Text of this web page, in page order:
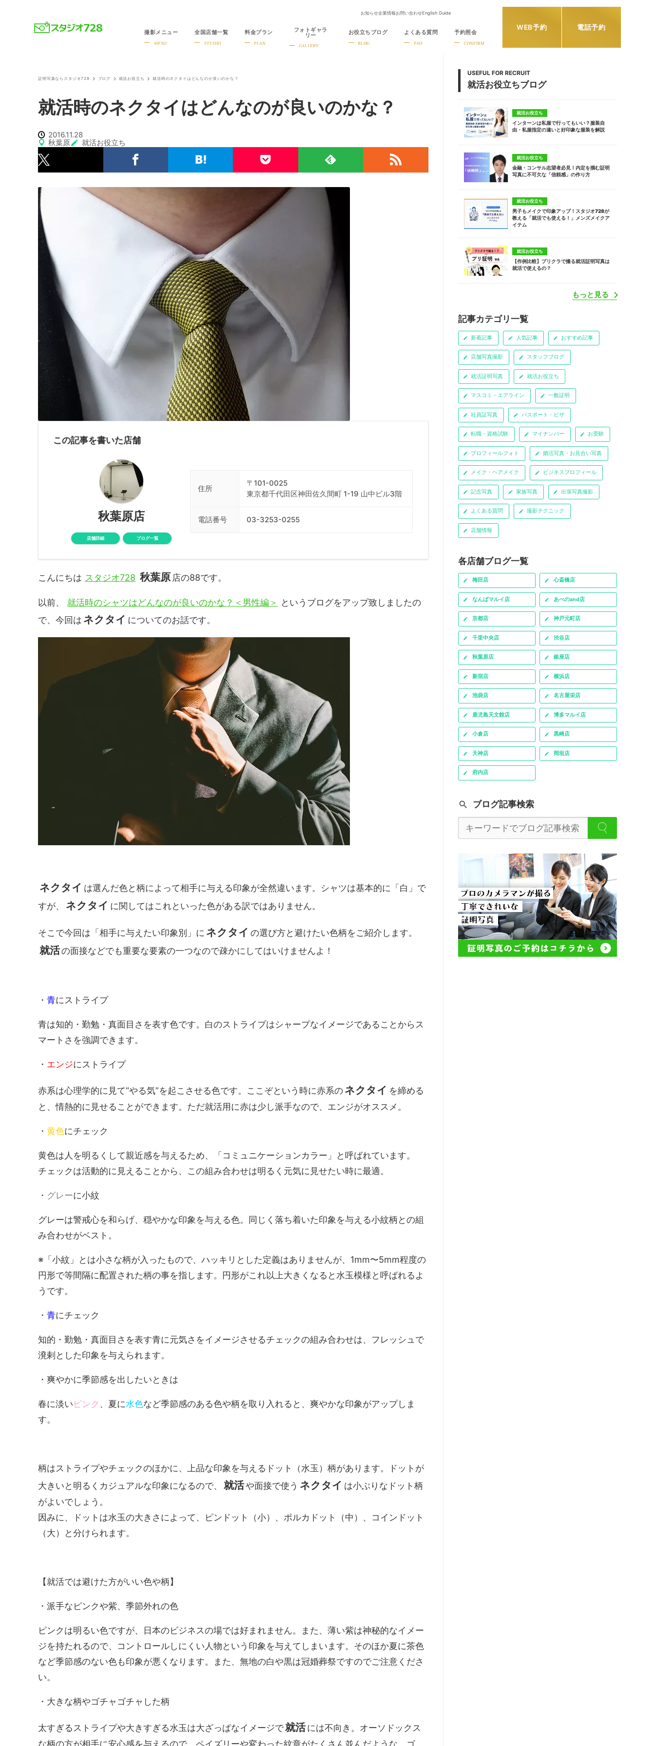
就活・婚活・各種証明写真なら全国のスタジオ728
お知らせ企業情報お問い合わせEnglish Guide
撮影メニュー
MENU
全国店舗一覧
STUDIO
料金プラン
PLAN
フォトギャラ
リー
GALLERY
お役立ちブログ
BLOG
よくある質問
FAQ
予約照会
CONFIRM
WEB予約 電話予約
証明写真ならスタジオ728 ブログ 就活お役立ち 就活時のネクタイはどんなのが良いのかな？
就活時のネクタイはどんなのが良いのかな？
2016.11.28
秋葉原
就活お役立ち
この記事を書いた店舗
秋葉原店
店舗詳細 ブログ一覧
住所
〒101-0025
東京都千代田区神田佐久間町 1-19 山中ビル3階
電話番号 03-3253-0255
こんにちは スタジオ728 秋葉原 店の88です。
以前、 就活時のシャツはどんなのが良いのかな？＜男性編＞
というブログをアップ致しましたの
で、今回は ネクタイ についてのお話です。
ネクタイ は選んだ色と柄によって相手に与える印象が全然違います。シャツは基本的に「白」で
すが、
ネクタイ に関してはこれといった色がある訳ではありません。
そこで今回は「相手に与えたい印象別」に ネクタイ の選び方と避けたい色柄をご紹介します。
就活の面接などでも重要な要素の一つなので疎かにしてはいけませんよ！
・青にストライプ
青は知的・勤勉・真面目さを表す色です。白のストライプはシャープなイメージであることからス
マートさを強調できます。
・ エンジにストライプ
赤系は心理学的に見て“やる気”を起こさせる色です。ここぞという時に赤系のネクタイ を締める
と、情熱的に見せることができます。ただ就活用に赤は少し派手なので、エンジがオススメ。
・黄色にチェック
黄色は人を明るくして親近感を与えるため、「コミュニケーションカラー」と呼ばれています。
チェックは活動的に見えることから、この組み合わせは明るく元気に見せたい時に最適。
・ グレーに小紋
グレーは警戒心を和らげ、穏やかな印象を与える色。同じく落ち着いた印象を与える小紋柄との組
み合わせがベスト。
※「小紋」とは小さな柄が入ったもので、ハッキリとした定義はありませんが、1mm〜5mm程度の
円形で等間隔に配置された柄の事を指します。円形がこれ以上大きくなると水玉模様と呼ばれるよ
うです。
・青にチェック
知的・勤勉・真面目さを表す青に元気さをイメージさせるチェックの組み合わせは、フレッシュで
溌剌とした印象を与えられます。
・爽やかに季節感を出したいときは
春に淡いピンク 、夏に水色など季節感のある色や柄を取り入れると、爽やかな印象がアップしま
す。
柄はストライプやチェックのほかに、上品な印象を与えるドット（水玉）柄があります。ドットが
大きいと明るくカジュアルな印象になるので、
就活や面接で使う ネクタイ は小ぶりなドット柄
がよいでしょう。
因みに、ドットは水玉の大きさによって、ピンドット（小）、ポルカドット（中）、コインドット
（大）と分けられます。
【就活では避けた方がいい色や柄】
・派手なピンクや紫、季節外れの色
ピンクは明るい色ですが、日本のビジネスの場では好まれません。また、薄い紫は神秘的なイメー
ジを持たれるので、コントロールしにくい人物という印象を与えてしまいます。そのほか夏に茶色
など季節感のない色も印象が悪くなります。また、無地の白や黒は冠婚葬祭ですのでご注意くださ
い。
・大きな柄やゴチャゴチャした柄
太すぎるストライプや大きすぎる水玉は大ざっぱなイメージで就活には不向き。オーソドックス
な柄の方が相手に安心感を与えるので、ペイズリーや変わった紋章がたくさん並んだような、ゴ
USEFUL FOR RECRUIT
就活お役立ちブログ
就活お役立ち
インターンは私服で行ってもいい？服装自
由・私服指定の違いと好印象な服装を解説
就活お役立ち
金融・コンサル志望者必見！内定を掴む証明
写真に不可欠な「信頼感」の作り方
就活お役立ち
男子もメイクで印象アップ！スタジオ728が
教える「就活でも使える！」メンズメイクア
イテム
就活お役立ち
【作例比較】プリクラで撮る就活証明写真は
就活で使えるの？
もっと見る
記事カテゴリ一覧
新着記事 人気記事 おすすめ記事
店舗写真撮影 スタッフブログ
就活証明写真 就活お役立ち
マスコミ・エアライン 一般証明
社員証写真 パスポート・ビザ
転職・資格試験 マイナンバー お受験
プロフィールフォト 婚活写真・お見合い写真
メイク・ヘアメイク ビジネスプロフィール
記念写真 家族写真 出張写真撮影
よくある質問 撮影テクニック
店舗情報
各店舗ブログ一覧
梅田店 心斎橋店
なんばマルイ店 あべのand店
京都店 神戸元町店
千里中央店 渋谷店
秋葉原店 銀座店
新宿店 横浜店
池袋店 名古屋栄店
鹿児島天文館店 博多マルイ店
小倉店 黒崎店
天神店 岡垣店
府内店
ブログ記事検索